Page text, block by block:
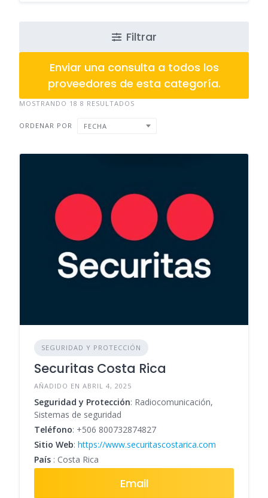
Filtrar
Enviar una consulta a todos los
proveedores de esta categoría.
MOSTRANDO 18 8 RESULTADOS
ORDENAR POR FECHA
SEGURIDAD Y PROTECCIÓN
Securitas Costa Rica
AÑADIDO EN ABRIL 4, 2025
Seguridad y Protección: Radiocomunicación,
Sistemas de seguridad
Teléfono: +506 800732874827
Sitio Web: https://www.securitascostarica.com
País : Costa Rica
Email